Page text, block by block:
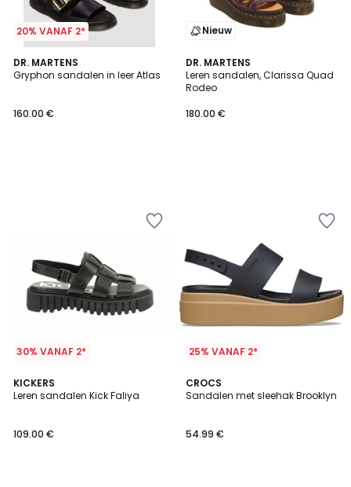
20% VANAF 2*
DR. MARTENS
Gryphon sandalen in leer Atlas
160.00 €
Nieuw
DR. MARTENS
Leren sandalen, Clarissa Quad
Rodeo
180.00 €
30% VANAF 2*
KICKERS
Leren sandalen Kick Faliya
109.00 €
25% VANAF 2*
CROCS
Sandalen met sleehak Brooklyn
54.99 €
4.5
/ 5